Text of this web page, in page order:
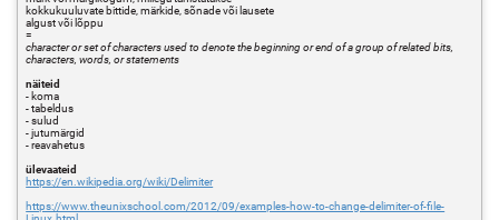
kokkukuuluvate bittide, märkide, sõnade või lausete
algust või lõppu
=
character or set of characters used to denote the beginning or end of a group of related bits,
characters, words, or statements
näiteid
- koma
- tabeldus
- sulud
- jutumärgid
- reavahetus
ülevaateid
https://en.wikipedia.org/wiki/Delimiter
https://www.theunixschool.com/2012/09/examples-how-to-change-delimiter-of-file-